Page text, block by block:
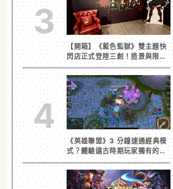
3
【開箱】《藍色監獄》雙主題快
閃店正式登陸三創！造景與限定
周邊搶先看
4
《英雄聯盟》3 分鐘速通經典模
式？體驗遠古時期玩家獨有的樂
趣